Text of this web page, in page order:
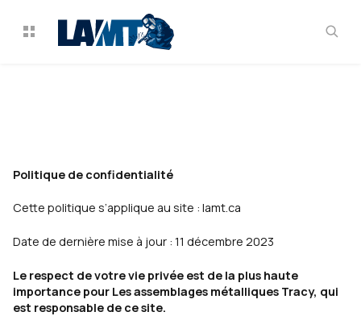
Politique de confidentialité
Cette politique s’applique au site : lamt.ca
Date de dernière mise à jour : 11 décembre 2023
Le respect de votre vie privée est de la plus haute
importance pour Les assemblages métalliques Tracy, qui
est responsable de ce site.